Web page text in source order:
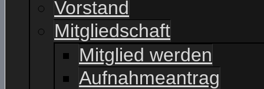
Vorstand
Mitgliedschaft
Mitglied werden
Aufnahmeantrag